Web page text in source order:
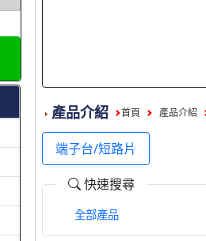
產品介紹 首頁 產品介紹
端子台/短路片
快速搜尋
全部產品